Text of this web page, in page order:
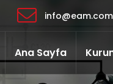
Ana Sayfa